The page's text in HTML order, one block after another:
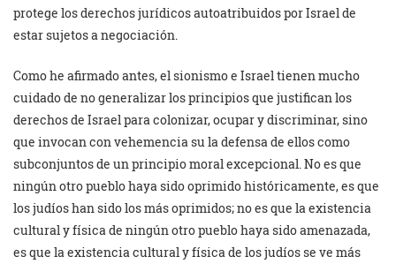
protege los derechos jurídicos autoatribuidos por Israel de
estar sujetos a negociación.
Como he afirmado antes, el sionismo e Israel tienen mucho
cuidado de no generalizar los principios que justifican los
derechos de Israel para colonizar, ocupar y discriminar, sino
que invocan con vehemencia su la defensa de ellos como
subconjuntos de un principio moral excepcional. No es que
ningún otro pueblo haya sido oprimido históricamente, es que
los judíos han sido los más oprimidos; no es que la existencia
cultural y física de ningún otro pueblo haya sido amenazada,
es que la existencia cultural y física de los judíos se ve más